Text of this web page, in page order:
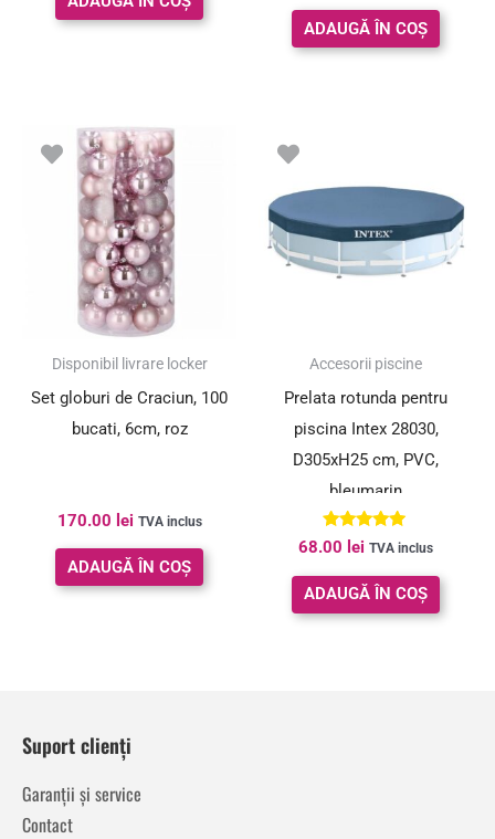
din 5
ADAUGĂ ÎN COȘ
Disponibil livrare locker
Set globuri de Craciun, 100
bucati, 6cm, roz
170.00 lei TVA inclus
ADAUGĂ ÎN COȘ
Accesorii piscine
Prelata rotunda pentru
piscina Intex 28030,
D305xH25 cm, PVC,
bleumarin
Evaluat la
5.00
din 5
68.00 lei TVA inclus
ADAUGĂ ÎN COȘ
Suport clienți
Garanții și service
Contact